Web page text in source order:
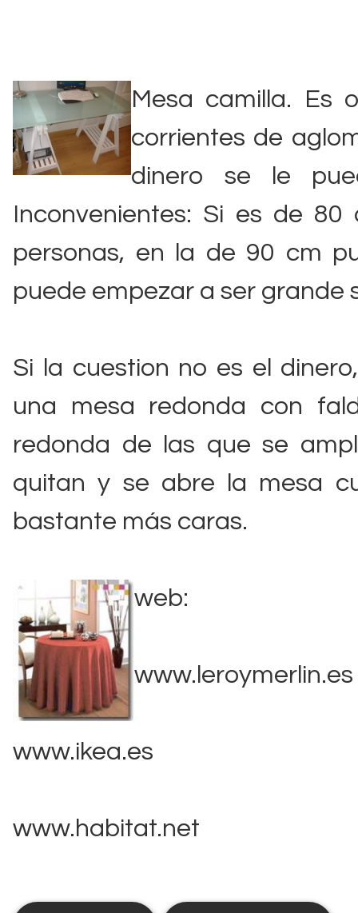
Mesa camilla. Es
corrientes de
dinero se le
Inconvenientes: Si es de
personas, en la de 90 cm
puede empezar a ser grande
Si la cuestion no es el
una mesa redonda con
redonda de las que se
quitan y se abre la mesa
bastante más caras.
web:
www.leroymerlin.es
www.ikea.es
www.habitat.net